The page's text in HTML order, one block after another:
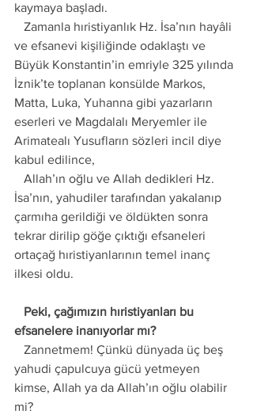
kaymaya başladı.
ve efsanevi kişiliğinde odaklaştı ve
Büyük Konstantin’in emriyle 325 yılında
İznik’te toplanan konsülde Markos,
Matta, Luka, Yuhanna gibi yazarların
eserleri ve Magdalalı Meryemler ile
Arimatealı Yusufların sözleri incil diye
kabul edilince,
İsa’nın, yahudiler tarafından yakalanıp
çarmıha gerildiği ve öldükten sonra
tekrar dirilip göğe çıktığı efsaneleri
ortaçağ hıristiyanlarının temel inanç
ilkesi oldu.
efsanelere inanıyorlar mı?
yahudi çapulcuya gücü yetmeyen
kimse, Allah ya da Allah’ın oğlu olabilir
mi?